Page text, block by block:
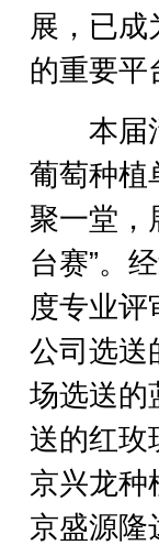
展，已
的重要平
本届活
葡萄种植
聚一堂，
台赛”。
度专业
公司选送
场选送的
送的红玫
京兴龙种
京盛源隆